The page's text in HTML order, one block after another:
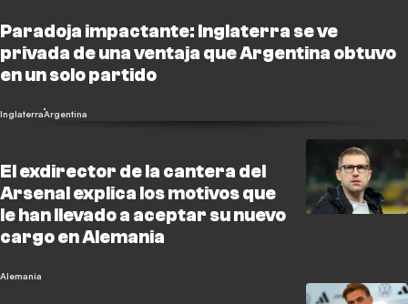
Paradoja impactante: Inglaterra se ve
privada de una ventaja que Argentina obtuvo
en un solo partido
InglaterraArgentina
El exdirector de la cantera del
Arsenal explica los motivos que
le han llevado a aceptar su nuevo
cargo en Alemania
Alemania